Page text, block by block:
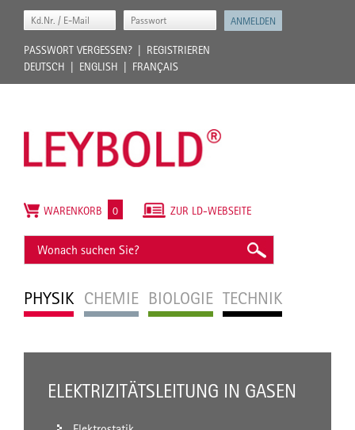
PASSWORT VERGESSEN?
REGISTRIEREN
DEUTSCH
ENGLISH FRANÇAIS
PHYSIK CHEMIE BIOLOGIE TECHNIK
ZUR LD-WEBSEITE
WARENKORB 0
ELEKTRIZITÄTSLEITUNG IN GASEN